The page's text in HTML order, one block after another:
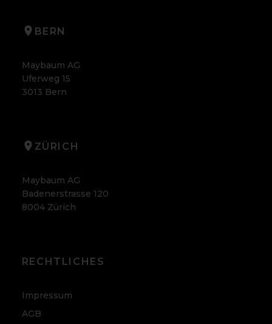
BERN
Maybaum AG
Uferweg 15
3013 Bern
ZÜRICH
Maybaum AG
Badenerstrasse 120
8004 Zürich
RECHTLICHES
Impressum
AGB